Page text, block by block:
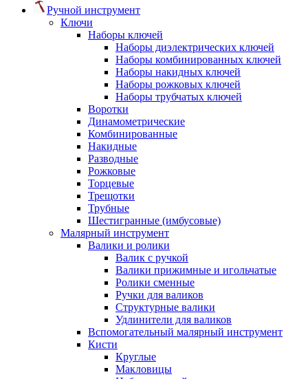
Ручной инструмент
Ключи
Наборы ключей
Наборы диэлектрических ключей
Наборы комбинированных ключей
Наборы накидных ключей
Наборы рожковых ключей
Наборы трубчатых ключей
Воротки
Динамометрические
Комбинированные
Накидные
Разводные
Рожковые
Торцевые
Трещотки
Трубные
Шестигранные (имбусовые)
Малярный инструмент
Валики и ролики
Валик с ручкой
Валики прижимные и игольчатые
Ролики сменные
Ручки для валиков
Структурные валики
Удлинители для валиков
Вспомогательный малярный инструмент
Кисти
Круглые
Макловицы